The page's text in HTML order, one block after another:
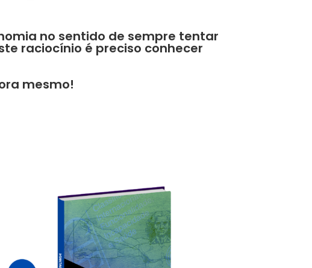
no sentido de sempre tentar
raciocínio é preciso conhecer
mesmo!​